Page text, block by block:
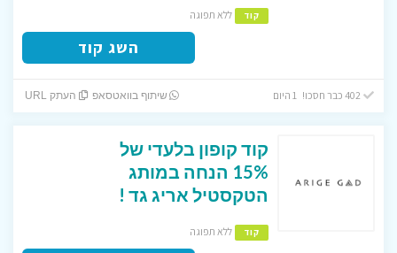
קוד ללא תפוגה
השג קוד
402 כבר חסכו! 1 היום שיתוף בוואטסאפ העתק URL
קוד קופון בלעדי של
15% הנחה במותג
הטקסטיל אריג גד !
קוד ללא תפוגה